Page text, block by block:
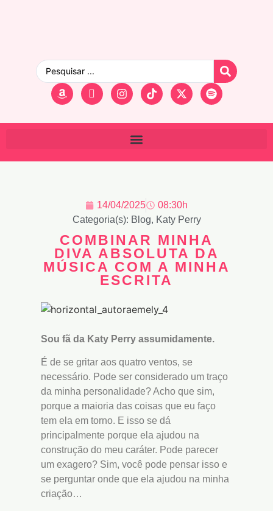
14/04/2025
08:30h
Categoria(s): Blog, Katy Perry
COMBINAR MINHA
DIVA ABSOLUTA DA
MÚSICA COM A MINHA
ESCRITA
Sou fã da Katy Perry assumidamente.
É de se gritar aos quatro ventos, se
necessário. Pode ser considerado um traço
da minha personalidade? Acho que sim,
porque a maioria das coisas que eu faço
tem ela em torno. E isso se dá
principalmente porque ela ajudou na
construção do meu caráter. Pode parecer
um exagero? Sim, você pode pensar isso e
se perguntar onde que ela ajudou na minha
criação…